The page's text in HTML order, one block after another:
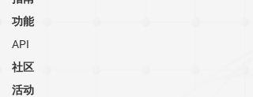
功能
API
社区
活动